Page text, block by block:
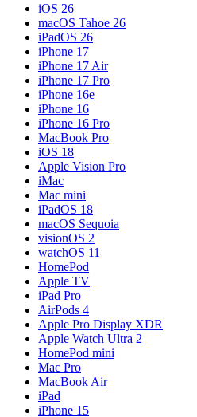
iOS 26
macOS Tahoe 26
iPadOS 26
iPhone 17
iPhone 17 Air
iPhone 17 Pro
iPhone 16e
iPhone 16
iPhone 16 Pro
MacBook Pro
iOS 18
Apple Vision Pro
iMac
Mac mini
iPadOS 18
macOS Sequoia
visionOS 2
watchOS 11
HomePod
Apple TV
iPad Pro
AirPods 4
Apple Pro Display XDR
Apple Watch Ultra 2
HomePod mini
Mac Pro
MacBook Air
iPad
iPhone 15